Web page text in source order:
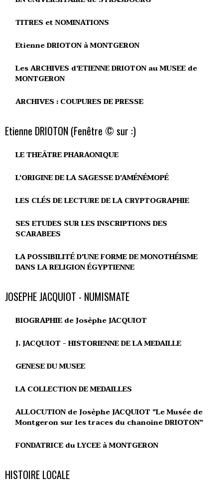
TITRES et NOMINATIONS
Etienne DRIOTON à MONTGERON
Les ARCHIVES d'ETIENNE DRIOTON au MUSEE de
MONTGERON
ARCHIVES : COUPURES DE PRESSE
Etienne DRIOTON (Fenêtre © sur :)
LE THEÂTRE PHARAONIQUE
L'ORIGINE DE LA SAGESSE D'AMÉNÉMOPÉ
LES CLÉS DE LECTURE DE LA CRYPTOGRAPHIE
SES ETUDES SUR LES INSCRIPTIONS DES
SCARABEES
LA POSSIBILITÉ D'UNE FORME DE MONOTHÉISME
DANS LA RELIGION ÉGYPTIENNE
JOSEPHE JACQUIOT - NUMISMATE
BIOGRAPHIE de Josèphe JACQUIOT
J. JACQUIOT - HISTORIENNE DE LA MEDAILLE
GENESE DU MUSEE
LA COLLECTION DE MEDAILLES
ALLOCUTION de Josèphe JACQUIOT "Le Musée de
Montgeron sur les traces du chanoine DRIOTON"
FONDATRICE du LYCEE à MONTGERON
HISTOIRE LOCALE